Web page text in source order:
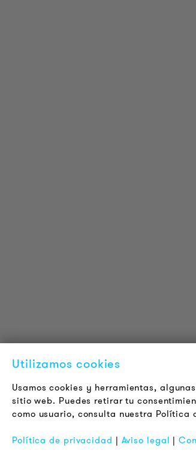
INFORMACIÓN DEL
Proyectos de referencia
Descargas
Utilizamos cookies
Usamos cookies y herramientas,
sitio web. Puedes retirar tu
como usuario, consulta nuestra Política
Política de privacidad | Aviso legal |